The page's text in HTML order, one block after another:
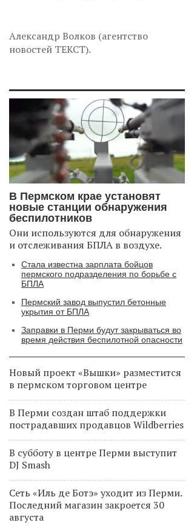
Александр Волков (агентство
новостей ТЕКСТ).
В Пермском крае установят
новые станции обнаружения
беспилотников
Они используются для обнаружения
и отслеживания БПЛА в воздухе.
Стала известна зарплата бойцов
пермского подразделения по борьбе с
БПЛА
Пермский завод выпустил бетонные
укрытия от БПЛА
Заправки в Перми будут закрываться во
время действия беспилотной опасности
Новый проект «Вышки» разместится
в пермском торговом центре
В Перми создан штаб поддержки
пострадавших продавцов Wildberries
В субботу в центре Перми выступит
DJ Smash
Сеть «Иль де Ботэ» уходит из Перми.
Последний магазин закроется 30
августа